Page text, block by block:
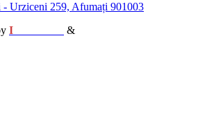
- Urziceni 259, Afumați 901003
I &